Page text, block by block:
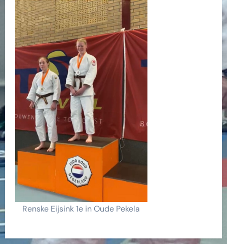
Renske Eijsink 1e in Oude Pekela